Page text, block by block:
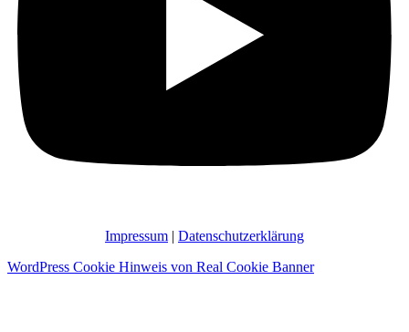
Impressum | Datenschutzerklärung
WordPress Cookie Hinweis von Real Cookie Banner